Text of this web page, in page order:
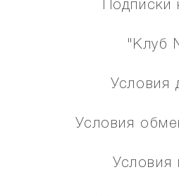
Подписки
"Клуб
Условия
Условия
Условия